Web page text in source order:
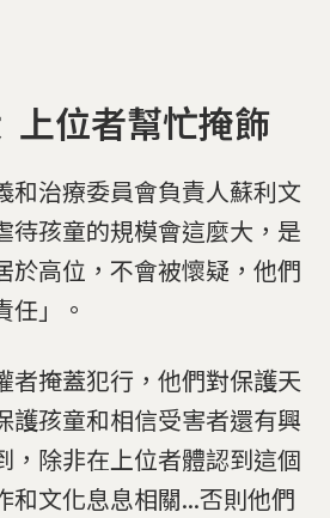
上位者幫忙掩飾
和治療委員會負責人蘇利文
待孩童的規模會這麼大，是
於高位，不會被懷疑，他們
任」。
者掩蓋犯行，他們對保護天
護孩童和相信受害者還有興
，除非在上位者體認到這個
和文化息息相關...否則他們